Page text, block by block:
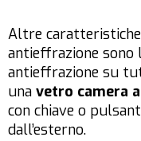
Altre
antieffrazione sono
antieffrazione su
una vetro camera
con chiave o
dall’esterno.